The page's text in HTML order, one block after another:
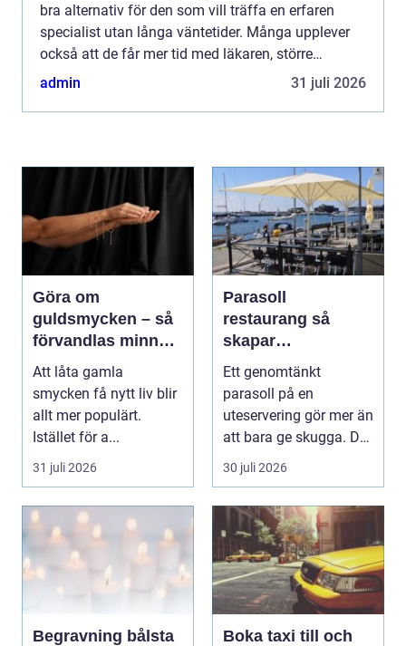
bra alternativ för den som vill träffa en erfaren
specialist utan långa väntetider. Många upplever
också att de får mer tid med läkaren, större
kontinuitet och bättre möjlighet att ställa frågor.
admin 31 juli 2026
Göra om
guldsmycken – så
förvandlas minnen
till nya favoriter
Att låta gamla
smycken få nytt liv blir
allt mer populärt.
Istället för a...
31 juli 2026
Parasoll
restaurang så
skapar
uteserveringen rätt
känsla året runt
Ett genomtänkt
parasoll på en
uteservering gör mer än
att bara ge skugga. Det
påverkar hur länge
gäs...
30 juli 2026
Begravning bålsta
Boka taxi till och